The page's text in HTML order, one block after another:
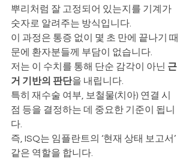
뿌리처럼 잘 고정되어 있는지를 기계가
숫자로 알려주는 방식입니다.
이 과정은 통증 없이 몇 초 만에 끝나기 때
문에 환자분들께 부담이 없습니다.
저는 이 수치를 통해 단순 감각이 아닌 근
거 기반의 판단을 내립니다.
특히 재수술 여부, 보철물(치아) 연결 시
점 등을 결정하는 데 중요한 기준이 됩니
다.
즉, ISQ는 임플란트의 ‘현재 상태 보고서’
같은 역할을 합니다.